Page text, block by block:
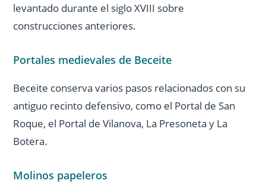
levantado durante el siglo XVIII sobre
construcciones anteriores.
Portales medievales de Beceite
Beceite conserva varios pasos relacionados con su
antiguo recinto defensivo, como el Portal de San
Roque, el Portal de Vilanova, La Presoneta y La
Botera.
Molinos papeleros